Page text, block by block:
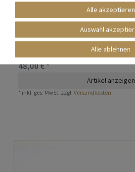
Natürlicher Schleifstein aus den Pyrenäen -
Nicht auf Lager
48,00 € *
Artikel anzeigen
* inkl. ges. MwSt. zzgl.Versandkosten
Alle akzeptieren
Auswahl
Alle ablehnen